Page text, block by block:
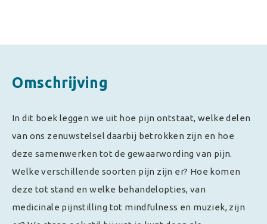
Omschrijving
In dit boek leggen we uit hoe pijn ontstaat, welke delen
van ons zenuwstelsel daarbij betrokken zijn en hoe
deze samenwerken tot de gewaarwording van pijn.
Welke verschillende soorten pijn zijn er? Hoe komen
deze tot stand en welke behandelopties, van
medicinale pijnstilling tot mindfulness en muziek, zijn